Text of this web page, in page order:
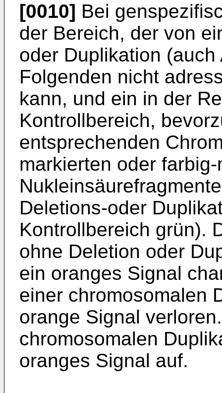
[0010] Bei
der Bereich, der von
oder Duplikation
Folgenden nicht
kann, und ein in der
Kontrollbereich,
entsprechenden
markierten oder
Deletions-oder
Kontrollbereich grün).
ohne Deletion oder
ein oranges Signal
einer chromosomalen
orange Signal
chromosomalen
oranges Signal auf.